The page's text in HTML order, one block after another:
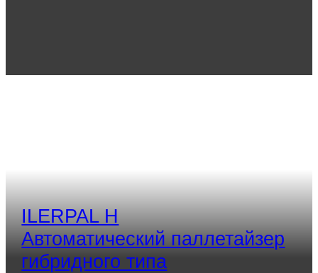
ILERPAL H
Aвтоматический паллетайзер
гибридного типа